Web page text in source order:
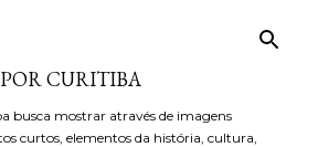
CURITIBA
busca mostrar através de imagens
curtos, elementos da história, cultura,